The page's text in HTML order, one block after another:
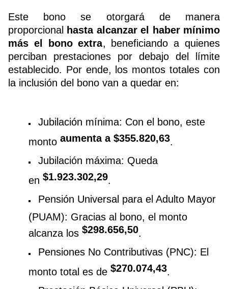
Este bono se otorgará de manera
proporcional
hasta alcanzar el haber mínimo
más el bono extra, beneficiando a quienes
perciban prestaciones por debajo del límite
establecido. Por ende, los montos totales con
la inclusión del bono van a quedar en:
Jubilación mínima: Con el bono, este
monto aumenta a $355.820,63
Jubilación máxima: Queda
en $1.923.302,29
Pensión Universal para el Adulto Mayor
(PUAM): Gracias al bono, el monto
alcanza los $298.656,50
Pensiones No Contributivas (PNC): El
monto total es de $270.074,43